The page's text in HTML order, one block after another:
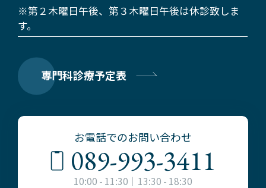
※第２木曜日午後、第３木曜日午後は休診致しま
す。
専門科診療予定表
お電話でのお問い合わせ
089-993-3411
10:00 - 11:30｜13:30 - 18:30